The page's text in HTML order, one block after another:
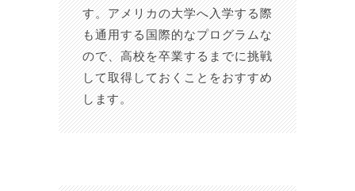
す。アメリカの大学へ入学する際
も通用する国際的なプログラムな
ので、高校を卒業するまでに挑戦
して取得しておくことをおすすめ
します。